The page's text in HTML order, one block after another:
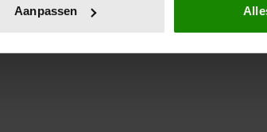
Cookieverklaring.
om functies voor social media
over uw gebruik van onze site met onze
Aanpassen